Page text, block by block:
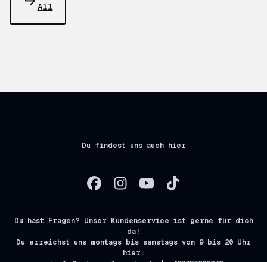
All
Du findest uns auch hier
Du hast Fragen? Unser Kundenservice ist gerne für dich
da!
Du erreichst uns montags bis samstags von 9 bis 20 Uhr
hier: